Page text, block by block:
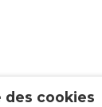
à notre
des cookies